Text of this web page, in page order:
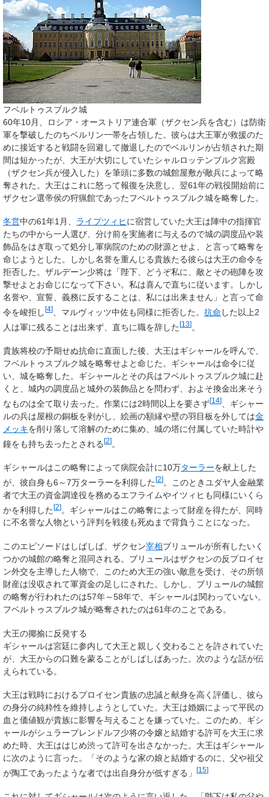
フベルトゥスブルク城
60年10月、ロシア・オーストリア連合軍（ザクセン兵を含む）は防衛
軍を撃破したのちベルリン一帯を占領した。彼らは大王軍が救援のた
めに接近すると戦闘を回避して撤退したのでベルリンが占領された期
間は短かったが、大王が大切にしていたシャルロッテンブルク宮殿
（ザクセン兵が侵入した）を筆頭に多数の城館屋敷が敵兵によって略
奪された。大王はこれに怒って報復を決意し、翌61年の戦役開始前に
ザクセン選帝侯の狩猟館であったフベルトゥスブルク城を略奪した。
冬営中の61年1月、 ライプツィヒに宿営していた大王は陣中の指揮官
たちの中から一人選び、分け前を実施者に与えるので城の調度品や装
飾品をはぎ取って処分し軍病院のための財源とせよ、と言って略奪を
命じようとした。しかし名誉を重んじる貴族たる彼らは大王の命令を
拒否した。ザルデーン少将は「陛下、どうぞ私に、敵とその砲陣を攻
撃せよとお命じになって下さい。私は喜んで直ちに従います。しかし
名誉や、宣誓、義務に反することは、私には出来ません」と言って命
令を峻拒し [4] 、マルヴィッツ中佐も同様に拒否した。 抗命した以上2
人は軍に残ることは出来ず、直ちに職を辞した[13]。
貴族将校の予期せぬ抗命に直面した後、大王はギシャールを呼んで、
フベルトゥスブルク城を略奪せよと命じた。ギシャールは命令に従
い、城を略奪した。ギシャールとその兵はフベルトゥスブルク城に赴
くと、城内の調度品と城外の装飾品とを問わず、およそ換金出来そう
なものは全て取り去った。作業には2時間以上を要さず[14]
、ギシャー
ルの兵は屋根の銅板を剥がし、絵画の額縁や壁の羽目板を外しては金
メッキを削り落して溶解のために集め、城の塔に付属していた時計や
鐘をも持ち去ったとされる[2]。
ギシャールはこの略奪によって病院会計に10万ターラーを献上した
が、彼自身も6～7万ターラーを利得した [2] 。このときユダヤ人金融業
者で大王の資金調達役を務めるエフライムやイツィヒも同様にいくら
かを利得した[2]。ギシャールはこの略奪によって財産を得たが、同時
に不名誉な人物という評判を戦後も死ぬまで背負うことになった。
このエピソードはしばしば、ザクセン宰相ブリュールが所有したいく
つかの城館の略奪と混同される。ブリュールはザクセンの反プロイセ
ン外交を主導した人物で、このため大王の強い敵意を受け、その所領
財産は没収されて軍資金の足しにされた。しかし、ブリュールの城館
の略奪が行われたのは57年～58年で、ギシャールは関わっていない。
フベルトゥスブルク城が略奪されたのは61年のことである。
大王の揶揄に反発する
ギシャールは宮廷に参内して大王と親しく交わることを許されていた
が、大王からの口難を蒙ることがしばしばあった。次のような話が伝
えられている。
大王は戦時におけるプロイセン貴族の忠誠と献身を高く評価し、彼ら
の身分の純粋性を維持しようとしていた。大王は婚姻によって平民の
血と価値観が貴族に影響を与えることを嫌っていた。このため、ギシ
ャールがシュラープレンドルフ少将の令嬢と結婚する許可を大王に求
めた時、大王ははじめ渋って許可を出さなかった。大王はギシャール
に次のように言った。「そのような家の娘と結婚するのに、父や祖父
が陶工であったような者では出自身分が低すぎる」
[15]